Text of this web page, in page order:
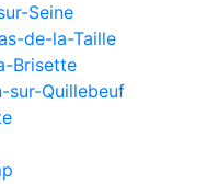
Seine
de-la-Taille
Brisette
sur-Quillebeuf